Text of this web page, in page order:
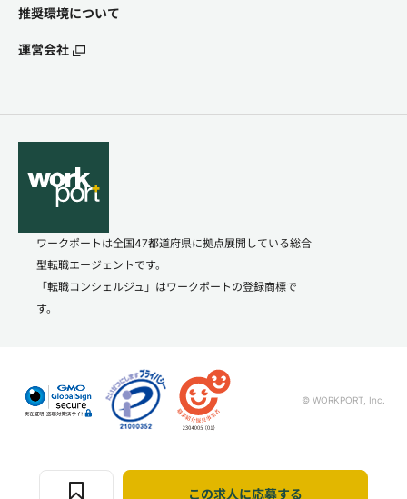
この求人に応募する
推奨環境について
運営会社
ワークポートは全国47都道府県に拠点展開している総合
型転職エージェントです。
「転職コンシェルジュ」はワークポートの登録商標で
す。
© WORKPORT, Inc.